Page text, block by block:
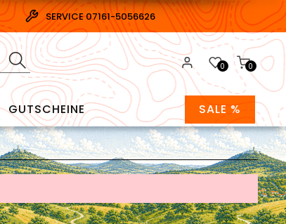
SERVICE 07161-5056626
0
0
GUTSCHEINE SALE %